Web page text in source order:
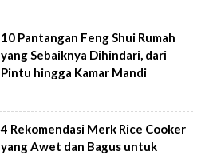
10 Pantangan Feng Shui Rumah
yang Sebaiknya Dihindari, dari
Pintu hingga Kamar Mandi
4 Rekomendasi Merk Rice Cooker
yang Awet dan Bagus untuk